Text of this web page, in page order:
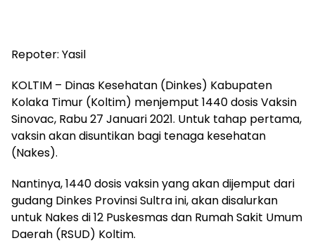
Repoter: Yasil
KOLTIM – Dinas Kesehatan (Dinkes) Kabupaten
Kolaka Timur (Koltim) menjemput 1440 dosis Vaksin
Sinovac, Rabu 27 Januari 2021. Untuk tahap pertama,
vaksin akan disuntikan bagi tenaga kesehatan
(Nakes).
Nantinya, 1440 dosis vaksin yang akan dijemput dari
gudang Dinkes Provinsi Sultra ini, akan disalurkan
untuk Nakes di 12 Puskesmas dan Rumah Sakit Umum
Daerah (RSUD) Koltim.